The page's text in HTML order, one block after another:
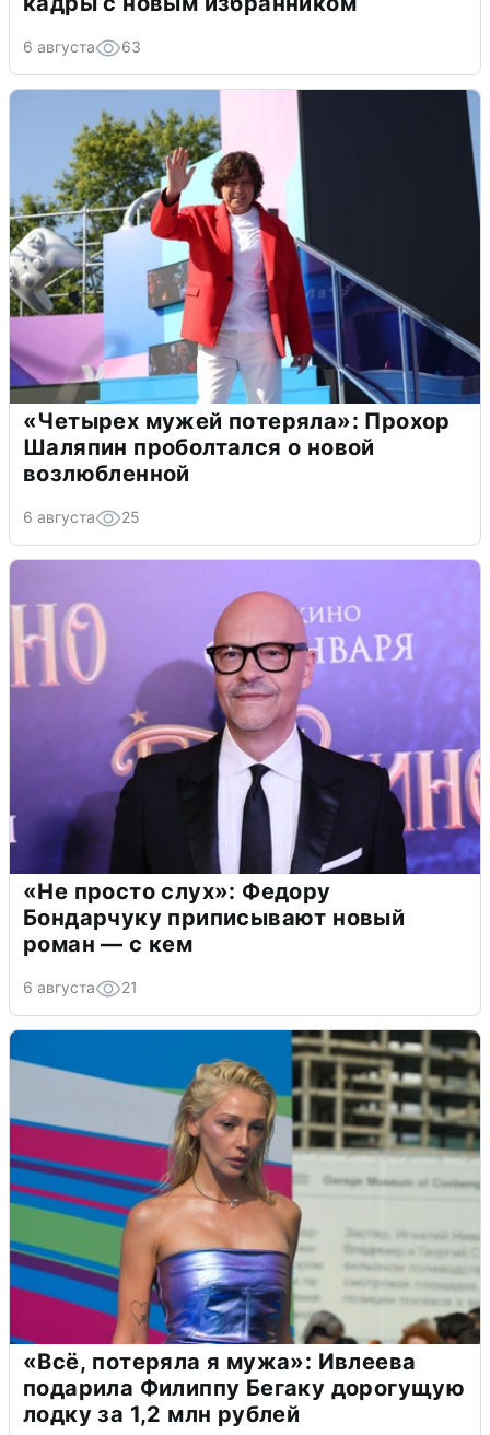
6 августа 63
«Четырех мужей потеряла»: Прохор
Шаляпин проболтался о новой
возлюбленной
6 августа 25
«Не просто слух»: Федору
Бондарчуку приписывают новый
роман — с кем
6 августа 21
«Всё, потеряла я мужа»: Ивлеева
подарила Филиппу Бегаку дорогущую
лодку за 1,2 млн рублей